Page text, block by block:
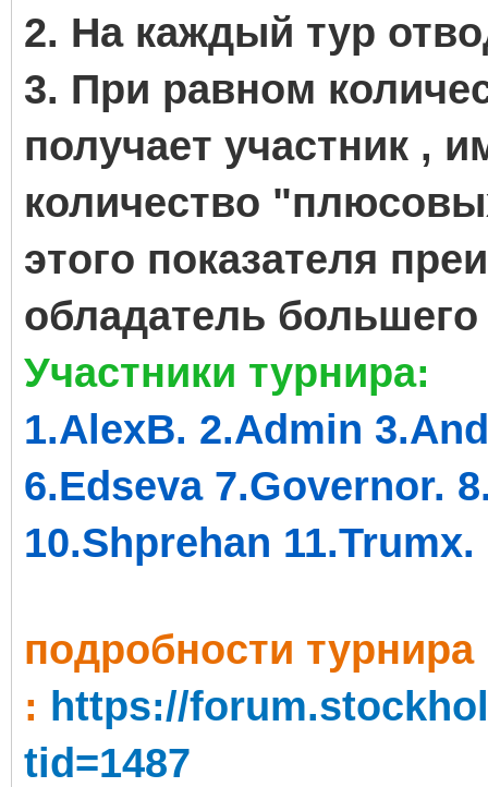
2. На каждый тур
3. При равном
получает участник ,
количество
этого показателя
обладатель большего
Участники турнира:
1.AlexB. 2.Admin
6.Edseva 7.Governor.
10.Shprehan
пoдробности турнира
: https://
tid=1487